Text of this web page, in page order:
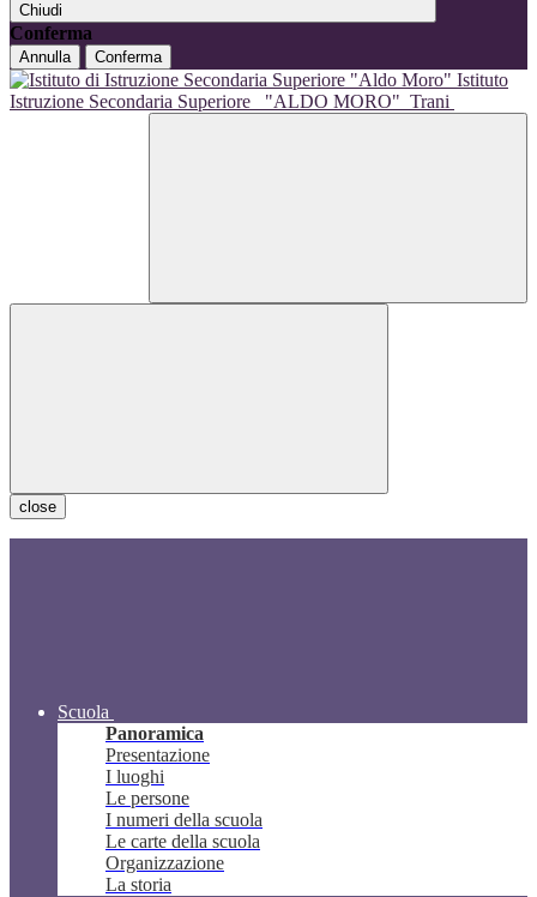
Chiudi
Conferma
Annulla Conferma
Istituto
Istruzione Secondaria Superiore
"ALDO MORO" Trani
close
Scuola
Panoramica
Presentazione
I luoghi
Le persone
I numeri della scuola
Le carte della scuola
Organizzazione
La storia